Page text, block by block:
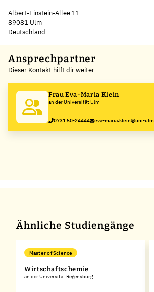
Albert-Einstein-Allee 11
89081 Ulm
Deutschland
+
−
Ansprechpartner
Dieser Kontakt hilft dir weiter
Frau Eva-Maria Klein
an der Universität Ulm
0731 50-24444 eva-maria.klein@uni-
Ähnliche Studiengänge
Master of Science
Wirtschaftschemie
an der Universität Regensburg